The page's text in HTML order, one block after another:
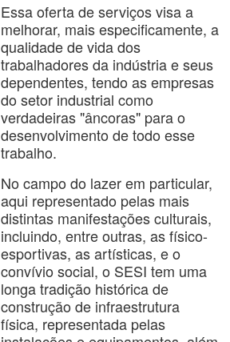
Essa oferta de serviços visa a
melhorar, mais especificamente, a
qualidade de vida dos
trabalhadores da indústria e seus
dependentes, tendo as empresas
do setor industrial como
verdadeiras "âncoras" para o
desenvolvimento de todo esse
trabalho.
No campo do lazer em particular,
aqui representado pelas mais
distintas manifestações culturais,
incluindo, entre outras, as físico-
esportivas, as artísticas, e o
convívio social, o SESI tem uma
longa tradição histórica de
construção de infraestrutura
física, representada pelas